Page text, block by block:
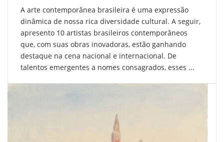
A arte contemporânea brasileira é uma expressão
dinâmica de nossa rica diversidade cultural. A seguir,
apresento 10 artistas brasileiros contemporâneos
que, com suas obras inovadoras, estão ganhando
destaque na cena nacional e internacional. De
talentos emergentes a nomes consagrados, esses ...